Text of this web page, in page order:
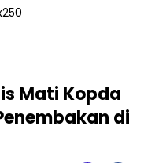
Mati Kopda
di